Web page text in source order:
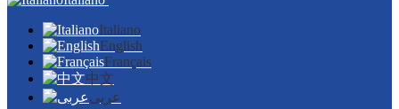
Italiano
English
Français
中文
عربى